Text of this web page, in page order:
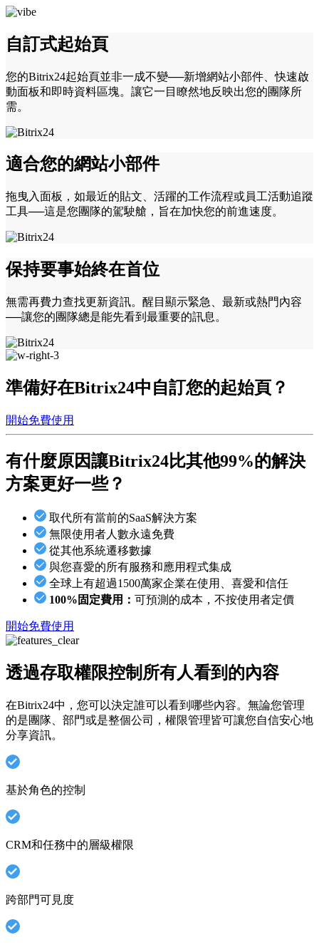
自訂式起始頁
您的Bitrix24起始頁並非一成不變──新增網站小部件、快速啟
動面板和即時資料區塊。讓它一目瞭然地反映出您的團隊所
需。
適合您的網站小部件
拖曳入面板，如最近的貼文、活躍的工作流程或員工活動追蹤
工具──這是您團隊的駕駛艙，旨在加快您的前進速度。
保持要事始終在首位
無需再費力查找更新資訊。醒目顯示緊急、最新或熱門內容
──讓您的團隊總是能先看到最重要的訊息。
準備好在Bitrix24中自訂您的起始頁？
開始免費使用
有什麼原因讓Bitrix24比其他99%的解決
方案更好一些？
取代所有當前的SaaS解決方案
無限使用者人數永遠免費
從其他系統遷移數據
與您喜愛的所有服務和應用程式集成
全球上有超過1500萬家企業在使用、喜愛和信任
100%固定費用： 可預測的成本，不按使用者定價
開始免費使用
透過存取權限控制所有人看到的內容
在Bitrix24中，您可以決定誰可以看到哪些內容。無論您管理
的是團隊、部門或是整個公司，權限管理皆可讓您自信安心地
分享資訊。
基於角色的控制
CRM和任務中的層級權限
跨部門可見度